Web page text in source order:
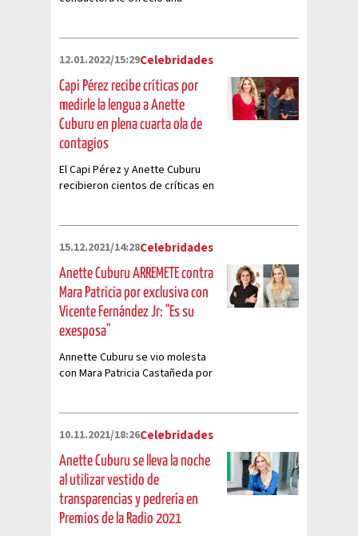
12.01.2022/15:29Celebridades
Capi Pérez recibe críticas por
medirle la lengua a Anette
Cuburu en plena cuarta ola de
contagios
El Capi Pérez y Anette Cuburu
recibieron cientos de críticas en
Cuburu
15.12.2021/14:28Celebridades
Anette Cuburu ARREMETE contra
Mara Patricia por exclusiva con
Vicente Fernández Jr: "Es su
exesposa"
Annette Cuburu se vio molesta
con Mara Patricia Castañeda por
10.11.2021/18:26Celebridades
Anette Cuburu se lleva la noche
al utilizar vestido de
transparencias y pedrería en
Premios de la Radio 2021